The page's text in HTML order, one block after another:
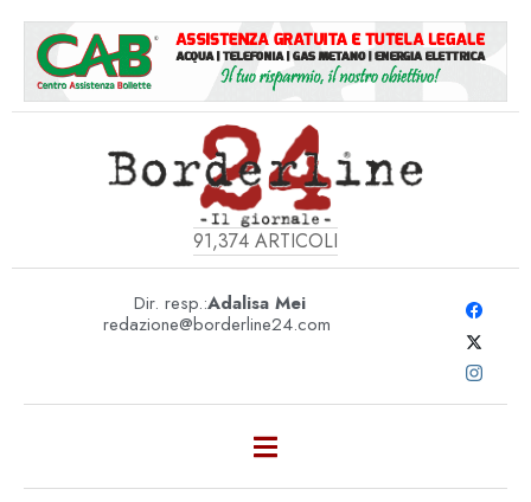
91,374 ARTICOLI
Dir. resp.:Adalisa Mei
redazione@borderline24.com